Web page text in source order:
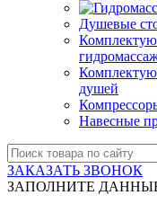
Душевые
душей
Навесные
ЗАКАЗАТЬ ЗВОНОК
ЗАПОЛНИТЕ